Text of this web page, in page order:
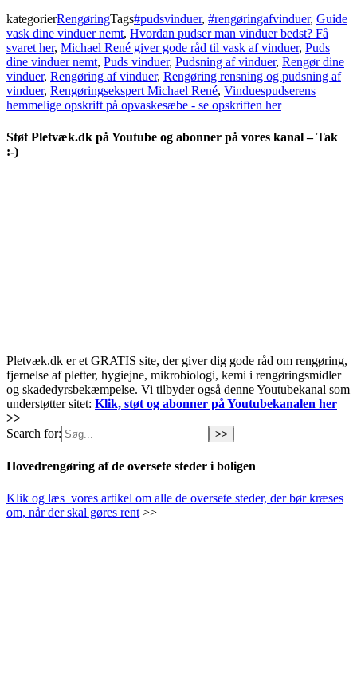
kategorierRengøringTags#pudsvinduer, #rengøringafvinduer, Guide
vask dine vinduer nemt, Hvordan pudser man vinduer bedst? Få
svaret her, Michael René giver gode råd til vask af vinduer, Puds
dine vinduer nemt, Puds vinduer, Pudsning af vinduer, Rengør dine
vinduer, Rengøring af vinduer, Rengøring rensning og pudsning af
vinduer, Rengøringsekspert Michael René, Vinduespudserens
hemmelige opskrift på opvaskesæbe - se opskriften her
Støt Pletvæk.dk på Youtube og abonner på vores kanal – Tak
:-)
Pletvæk.dk er et GRATIS site, der giver dig gode råd om rengøring,
fjernelse af pletter, hygiejne, mikrobiologi, kemi i rengøringsmidler
og skadedyrsbekæmpelse. Vi tilbyder også denne Youtubekanal som
understøtter sitet: Klik, støt og abonner på Youtubekanalen her
>>
Search for:
Hovedrengøring af de oversete steder i boligen
Klik og læs vores artikel om alle de oversete steder, der bør kræses
om, når der skal gøres rent >>